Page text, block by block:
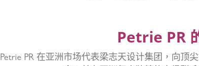
Petrie PR
Petrie PR 在亚洲市场代表梁志天设计集团，向顶